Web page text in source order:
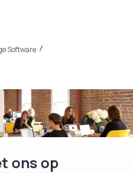
Software
ons op